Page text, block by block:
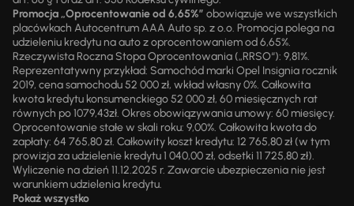
Promocja „Oprocentowanie od 6,65%” obowiązuje we wszystkich
placówkach Autocentrum AAA Auto sp. z o.o. Promocja polega na
udzieleniu kredytu na auto z oprocentowaniem od 6,65%.
Rzeczywista Roczna Stopa Oprocentowania („RRSO“): 9,81%.
Reprezentatywny przykład: Samochód marki Opel Insignia rocznik
2019, cena samochodu 52 000 zł, wkład własny 0%. Całkowita
kwota kredytu konsumenckiego 52 000 zł, 60 miesięcznych rat
równych po 1079,43zł. Okres obowiązywania umowy: 60 miesięcy.
Oprocentowanie stałe w skali roku: 9,00%. Całkowita kwota do
zapłaty: 64 765,80 zł. Całkowity koszt kredytu: 12 765,80 zł (w tym
prowizja za udzielenie kredytu 1 040,00 zł, odsetki 11 725,80 zł).
Wyliczenie na dzień 11.12.2025 r. Zawarcie ubezpieczenia nie jest
warunkiem udzielenia kredytu.
Pokaż wszystko